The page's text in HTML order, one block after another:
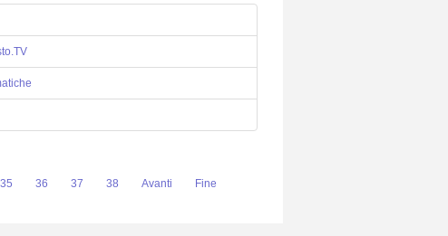
35 36 37 38 Avanti Fine